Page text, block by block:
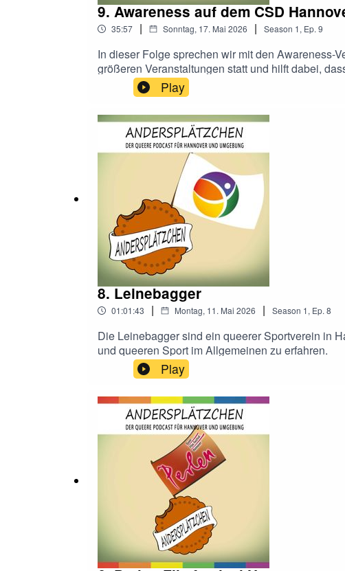
9. Awareness auf dem CSD
35:57 | Sonntag, 17. Mai 2026 | Season 1, Ep. 9
In dieser Folge sprechen wir mit den Awareness-
größeren Veranstaltungen statt und hilft dabei,
Play
8. Leinebagger
01:01:43 | Montag, 11. Mai 2026 | Season 1, Ep. 8
Die Leinebagger sind ein queerer Sportverein in
und queeren Sport im Allgemeinen zu erfahren.
Play